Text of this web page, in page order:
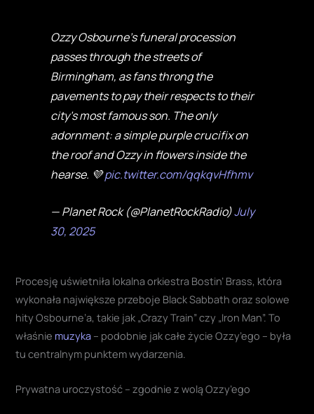
Ozzy Osbourne's funeral procession
passes through the streets of
Birmingham, as fans throng the
pavements to pay their respects to their
city's most famous son. The only
adornment: a simple purple crucifix on
the roof and Ozzy in flowers inside the
hearse. 💜pic.twitter.com/qqkqvHfhmv
— Planet Rock (@PlanetRockRadio)July
30, 2025
Procesję uświetniła lokalna orkiestra Bostin’ Brass, która
wykonała największe przeboje Black Sabbath oraz solowe
hity Osbourne’a, takie jak „Crazy Train” czy „Iron Man”. To
właśnie muzyka – podobnie jak całe życie Ozzy’ego – była
tu centralnym punktem wydarzenia.
Prywatna uroczystość – zgodnie z wolą Ozzy’ego